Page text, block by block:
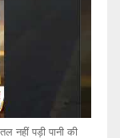
नहीं पड़ी पानी की